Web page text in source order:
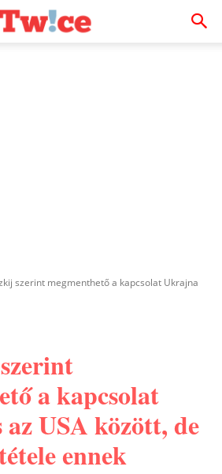
szerint megmenthető a kapcsolat Ukrajna
a kapcsolat
USA között, de
ennek